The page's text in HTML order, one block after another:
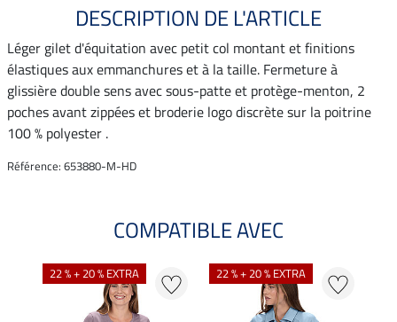
DESCRIPTION DE L'ARTICLE
Léger gilet d'équitation avec petit col montant et finitions
élastiques aux emmanchures et à la taille. Fermeture à
glissière double sens avec sous-patte et protège-menton, 2
poches avant zippées et broderie logo discrète sur la poitrine
100 % polyester .
Référence: 653880-M-HD
COMPATIBLE AVEC
22 % + 20 % EXTRA 22 % + 20 % EXTRA